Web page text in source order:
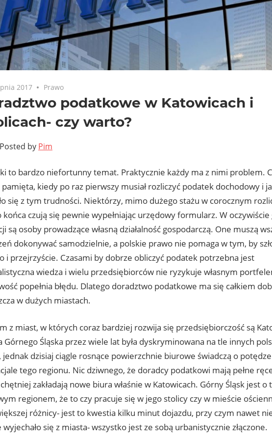
2017 Prawo
podatkowe w Katowicach i
czy warto?
Posted by Pim
to bardzo niefortunny temat. Praktycznie każdy ma z nimi problem.
pamięta, kiedy po raz pierwszy musiał rozliczyć podatek dochodowy i
się z tym trudności. Niektórzy, mimo dużego stażu w corocznym
końca czują się pewnie wypełniając urzędowy formularz. W oczywiście
są osoby prowadzące własną działalność gospodarczą. One muszą
dokonywać samodzielnie, a polskie prawo nie pomaga w tym, by
i przejrzyście. Czasami by dobrze obliczyć podatek potrzebna jest
wiedza i wielu przedsiębiorców nie ryzykuje własnym
popełnia błędu. Dlatego doradztwo podatkowe ma się całkiem
w dużych miastach.
z miast, w których coraz bardziej rozwija się przedsiębiorczość są
Górnego Śląska przez wiele lat była dyskryminowana na tle innych
jednak dzisiaj ciągle rosnące powierzchnie biurowe świadczą o
tego regionu. Nic dziwnego, że doradcy podatkowi mają pełne
zakładają nowe biura właśnie w Katowicach. Górny Śląsk jest o
regionem, że to czy pracuje się w jego stolicy czy w mieście
różnicy- jest to kwestia kilku minut dojazdu, przy czym nawet
wyjechało się z miasta- wszystko jest ze sobą urbanistycznie złączone.